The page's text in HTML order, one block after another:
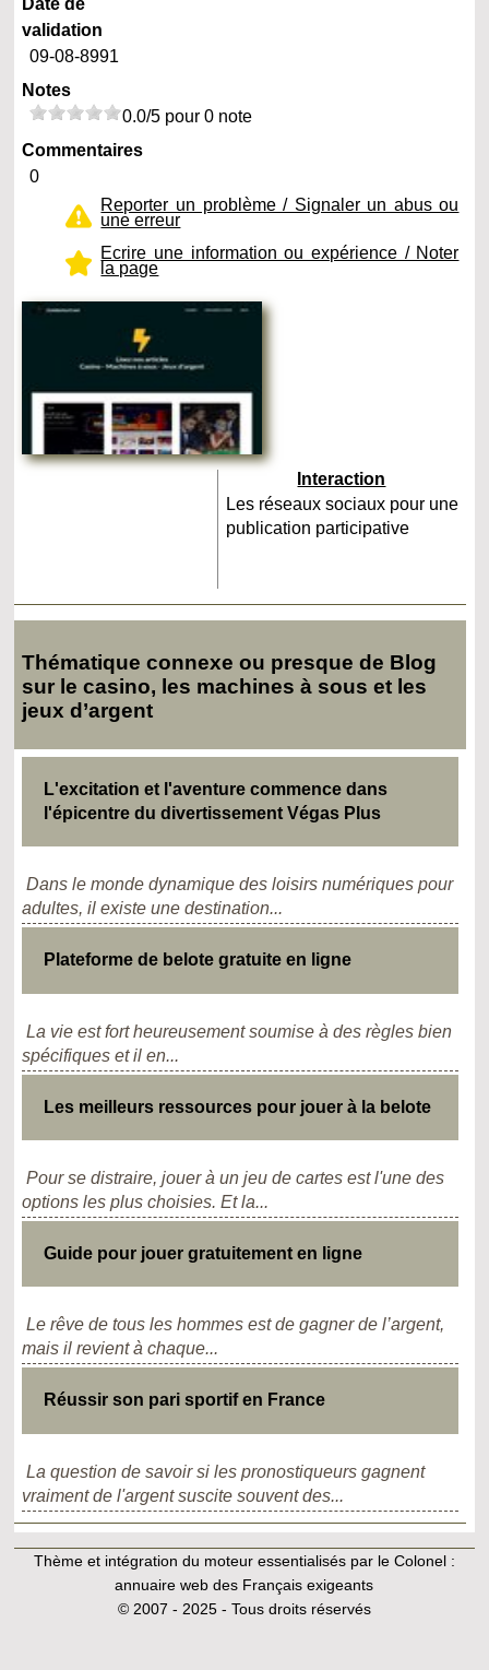
Date de
validation
09-08-8991
Notes
0.0/5 pour 0 note
Commentaires
0
Reporter un problème / Signaler un abus ou
une erreur
Ecrire une information ou expérience / Noter
la page
Interaction
Les réseaux sociaux pour une
publication participative
Thématique connexe ou presque de Blog
sur le casino, les machines à sous et les
jeux d’argent
L'excitation et l'aventure commence dans
l'épicentre du divertissement Végas Plus
Dans le monde dynamique des loisirs numériques pour
adultes, il existe une destination...
Plateforme de belote gratuite en ligne
La vie est fort heureusement soumise à des règles bien
spécifiques et il en...
Les meilleurs ressources pour jouer à la belote
Pour se distraire, jouer à un jeu de cartes est l'une des
options les plus choisies. Et la...
Guide pour jouer gratuitement en ligne
Le rêve de tous les hommes est de gagner de l’argent,
mais il revient à chaque...
Réussir son pari sportif en France
La question de savoir si les pronostiqueurs gagnent
vraiment de l'argent suscite souvent des...
Thème et intégration du moteur essentialisés par le Colonel :
annuaire web des Français exigeants
© 2007 - 2025 - Tous droits réservés